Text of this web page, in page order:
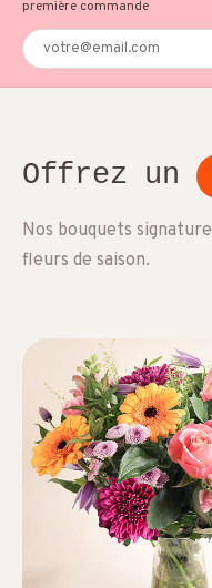
première commande
Offrez un
Nos bouquets
fleurs de saison.